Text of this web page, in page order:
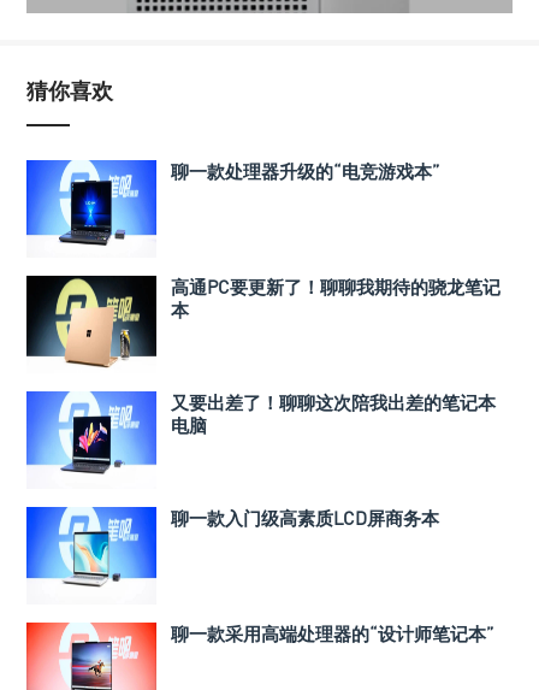
猜你喜欢
聊一款处理器升级的“电竞游戏本”
高通PC要更新了！聊聊我期待的骁龙笔记
本
又要出差了！聊聊这次陪我出差的笔记本
电脑
聊一款入门级高素质LCD屏商务本
聊一款采用高端处理器的“设计师笔记本”